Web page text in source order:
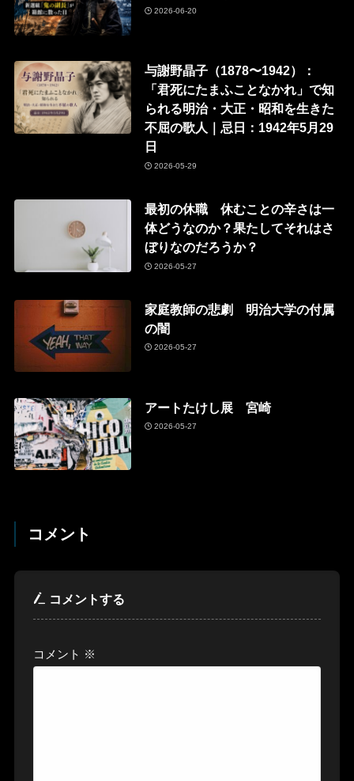
2026-06-20
与謝野晶子（1878〜1942）：
「君死にたまふことなかれ」で知
られる明治・大正・昭和を生きた
不屈の歌人｜忌日：1942年5月29
日
2026-05-29
最初の休職 休むことの辛さは一
体どうなのか？果たしてそれはさ
ぼりなのだろうか？
2026-05-27
家庭教師の悲劇 明治大学の付属
の闇
2026-05-27
アートたけし展 宮崎
2026-05-27
コメント
コメントする
コメント ※